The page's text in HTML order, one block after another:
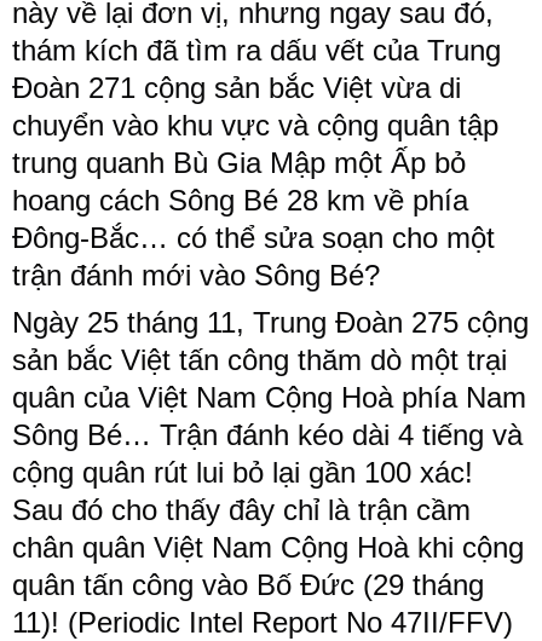
này về lại đơn vị, nhưng ngay sau đó,
thám kích đã tìm ra dấu vết của Trung
Đoàn 271 cộng sản bắc Việt vừa di
chuyển vào khu vực và cộng quân tập
trung quanh Bù Gia Mập một Ấp bỏ
hoang cách Sông Bé 28 km về phía
Đông-Bắc… có thể sửa soạn cho một
trận đánh mới vào Sông Bé?
Ngày 25 tháng 11, Trung Đoàn 275 cộng
sản bắc Việt tấn công thăm dò một trại
quân của Việt Nam Cộng Hoà phía Nam
Sông Bé… Trận đánh kéo dài 4 tiếng và
cộng quân rút lui bỏ lại gần 100 xác!
Sau đó cho thấy đây chỉ là trận cầm
chân quân Việt Nam Cộng Hoà khi cộng
quân tấn công vào Bố Đức (29 tháng
11)! ​(Periodic Intel Report No 47II/FFV) ​